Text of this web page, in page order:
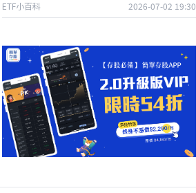
ETF小百科 2026-07-02 19:30